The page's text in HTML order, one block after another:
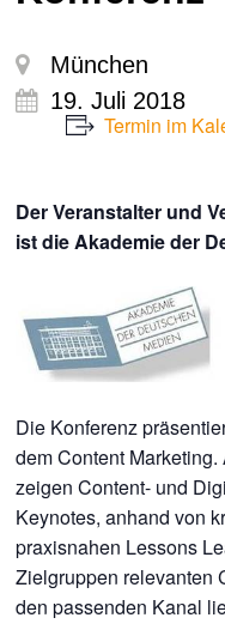
München
19. Juli 2018
Termin im
Der Veranstalter und
ist die Akademie der
Die Konferenz
dem Content
zeigen Content- und
Keynotes, anhand von
praxisnahen Lessons
Zielgruppen relevanten
den passenden Kanal